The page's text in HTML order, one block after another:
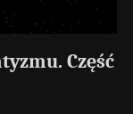
Część